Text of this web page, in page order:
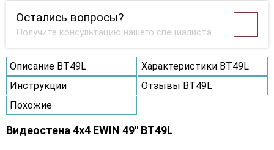
Остались вопросы?
Получите консультацию нашего специалиста
Описание BT49L
Характеристики BT49L
Инструкции
Отзывы BT49L
Похожие
Видеостена 4x4 EWIN 49" BT49L